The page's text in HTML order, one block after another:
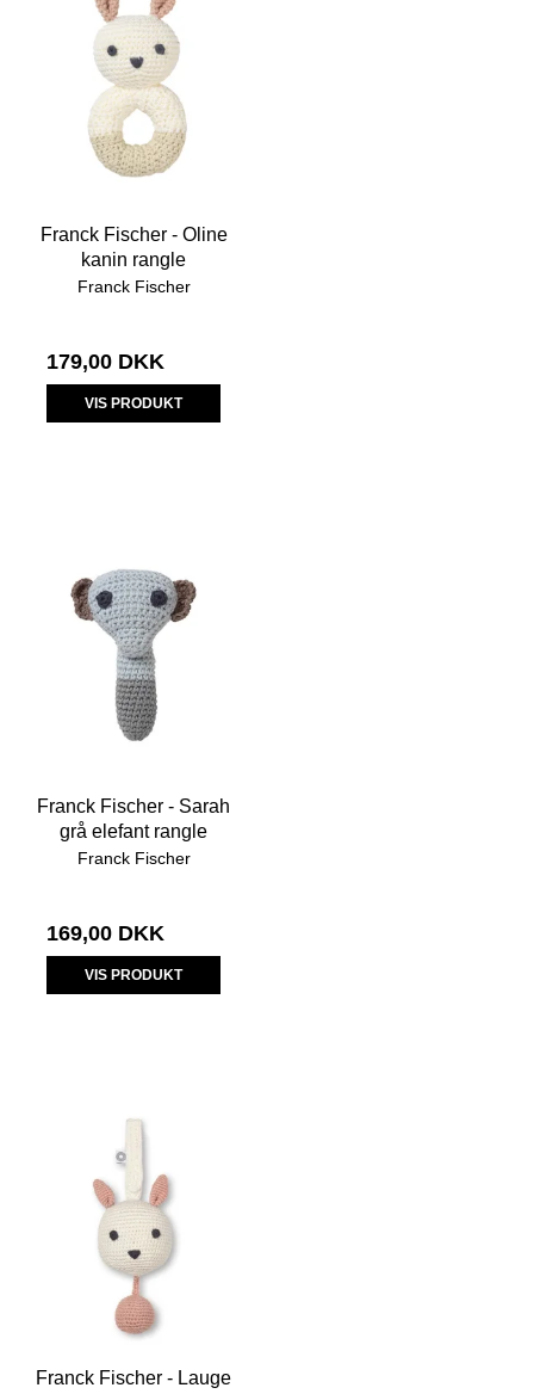
Franck Fischer - Oline
kanin rangle
Franck Fischer
179,00 DKK
VIS PRODUKT
Franck Fischer - Sarah
grå elefant rangle
Franck Fischer
169,00 DKK
VIS PRODUKT
Franck Fischer - Lauge